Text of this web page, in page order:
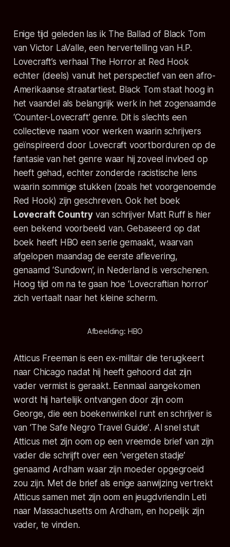
Enige tijd geleden las ik The Ballad of Black Tom
van Victor LaValle, een hervertelling van H.P.
Lovecraft’s verhaal The Horror at Red Hook
echter (deels) vanuit het perspectief van een afro-
Amerikaanse straatartiest. Black Tomstaat hoog in
het vaandel als belangrijk werk in het zogenaamde
‘Counter-Lovecraft’ genre. Dit is slechts een
collectieve naam voor werken waarin schrijvers
geïnspireerd door Lovecraft voortborduren op de
fantasie van het genre waar hij zoveel invloed op
heeft gehad, echter zonderde racistische lens
waarin sommige stukken (zoals het voorgenoemde
Red Hook) zijn geschreven. Ook het boek
Lovecraft Country van schrijver Matt Ruff is hier
een bekend voorbeeld van. Gebaseerd op dat
boek heeft HBO een serie gemaakt, waarvan
afgelopen maandag de eerste aflevering,
genaamd ‘Sundown’, in Nederland is verschenen.
Hoog tijd om na te gaan hoe ‘Lovecraftian horror’
zich vertaalt naar het kleine scherm.
Afbeelding: HBO
Atticus Freeman is een ex-militair die terugkeert
naar Chicago nadat hij heeft gehoord dat zijn
vader vermist is geraakt. Eenmaal aangekomen
wordt hij hartelijk ontvangen door zijn oom
George, die een boekenwinkel runt en schrijver is
van ‘The Safe Negro Travel Guide’. Al snel stuit
Atticus met zijn oom op een vreemde brief van zijn
vader die schrijft over een ‘vergeten stadje’
genaamd Ardham waar zijn moeder opgegroeid
zou zijn. Met de brief als enige aanwijzing vertrekt
Atticus samen met zijn oom en jeugdvriendin Leti
naar Massachusetts om Ardham, en hopelijk zijn
vader, te vinden.